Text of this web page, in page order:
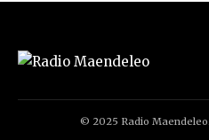
© 2025 Radio